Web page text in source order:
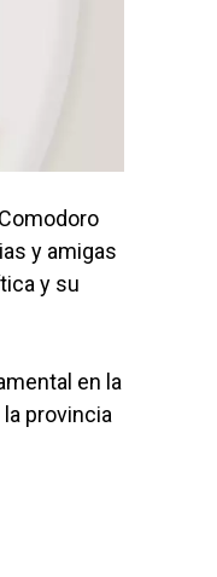
y amigas
y su
en la
provincia